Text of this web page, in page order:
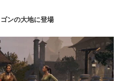
ンの大地に登場